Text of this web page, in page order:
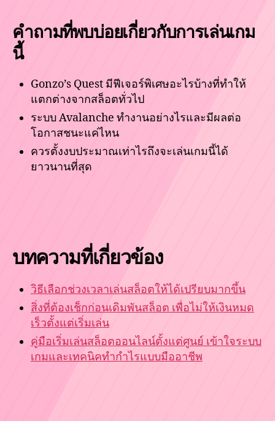
คำถามที่พบบ่อยเกี่ยวกับการเล่นเกม
นี้
Gonzo’s Quest มีฟีเจอร์พิเศษอะไรบ้างที่ทำให้
แตกต่างจากสล็อตทั่วไป
ระบบ Avalanche ทำงานอย่างไรและมีผลต่อ
โอกาสชนะแค่ไหน
ควรตั้งงบประมาณเท่าไรถึงจะเล่นเกมนี้ได้
ยาวนานที่สุด
บทความที่เกี่ยวข้อง
วิธีเลือกช่วงเวลาเล่นสล็อตให้ได้เปรียบมากขึ้น
สิ่งที่ต้องเช็กก่อนเดิมพันสล็อต เพื่อไม่ให้เงินหมด
เร็วตั้งแต่เริ่มเล่น
คู่มือเริ่มเล่นสล็อตออนไลน์ตั้งแต่ศูนย์ เข้าใจระบบ
เกมและเทคนิคทำกำไรแบบมืออาชีพ